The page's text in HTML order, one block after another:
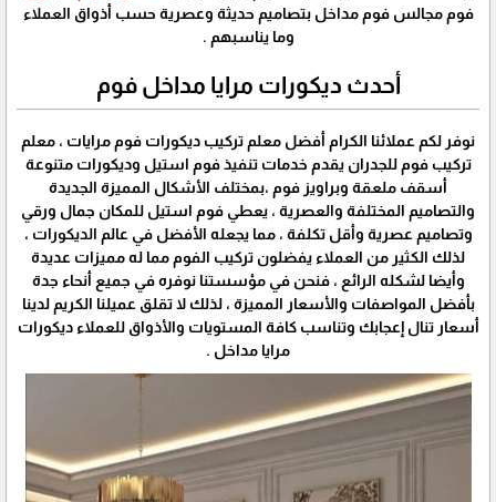
فوم مجالس فوم مداخل بتصاميم حديثة وعصرية حسب أذواق العملاء
وما يناسبهم .
أحدث ديكورات مرايا مداخل فوم
نوفر لكم عملائنا الكرام أفضل معلم تركيب ديكورات فوم مرايات ، معلم
تركيب فوم للجدران يقدم خدمات تنفيذ فوم استيل وديكورات متنوعة
أسقف ملعقة وبراويز فوم ،بمختلف الأشكال المميزة الجديدة
والتصاميم المختلفة والعصرية ، يعطي فوم استيل للمكان جمال ورقي
وتصاميم عصرية وأقل تكلفة ، مما يجعله الأفضل في عالم الديكورات ،
لذلك الكثير من العملاء يفضلون تركيب الفوم مما له مميزات عديدة
وأيضا لشكله الرائع ، فنحن في مؤسستنا نوفره في جميع أنحاء جدة
بأفضل المواصفات والأسعار المميزة ، لذلك لا تقلق عميلنا الكريم لدينا
أسعار تنال إعجابك وتناسب كافة المستويات والأذواق للعملاء ديكورات
مرايا مداخل .